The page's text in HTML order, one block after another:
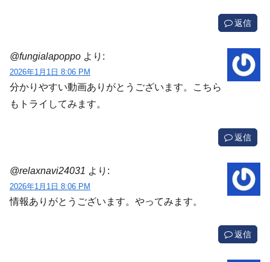
返信
@fungialapoppo より:
2026年1月1日 8:06 PM
分かりやすい動画ありがとうございます。こちら
もトライしてみます。
返信
@relaxnavi24031 より:
2026年1月1日 8:06 PM
情報ありがとうございます。やってみます。
返信